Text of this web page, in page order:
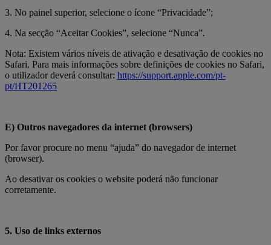
3. No painel superior, selecione o ícone “Privacidade”;
4. Na secção “Aceitar Cookies”, selecione “Nunca”.
Nota: Existem vários níveis de ativação e desativação de cookies no
Safari. Para mais informações sobre definições de cookies no Safari,
o utilizador deverá consultar: https://support.apple.com/pt-
pt/HT201265
E) Outros navegadores da internet (browsers)
Por favor procure no menu “ajuda” do navegador de internet
(browser).
Ao desativar os cookies o website poderá não funcionar
corretamente.
5. Uso de links externos